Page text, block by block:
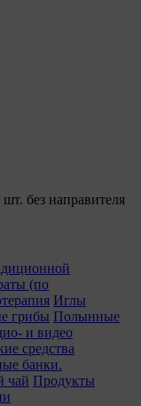
без направителя
(по
Иглы
грибы Полынные
и видео
средства
банки.
чай Продукты